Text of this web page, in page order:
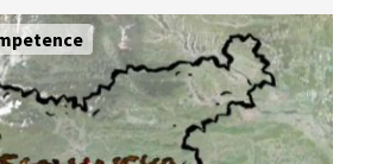
přístav Hamburk a velmi
město Drážďany. Pochází odtud
skladatelů, jako jsou třeba J. S.
van Beethoven.